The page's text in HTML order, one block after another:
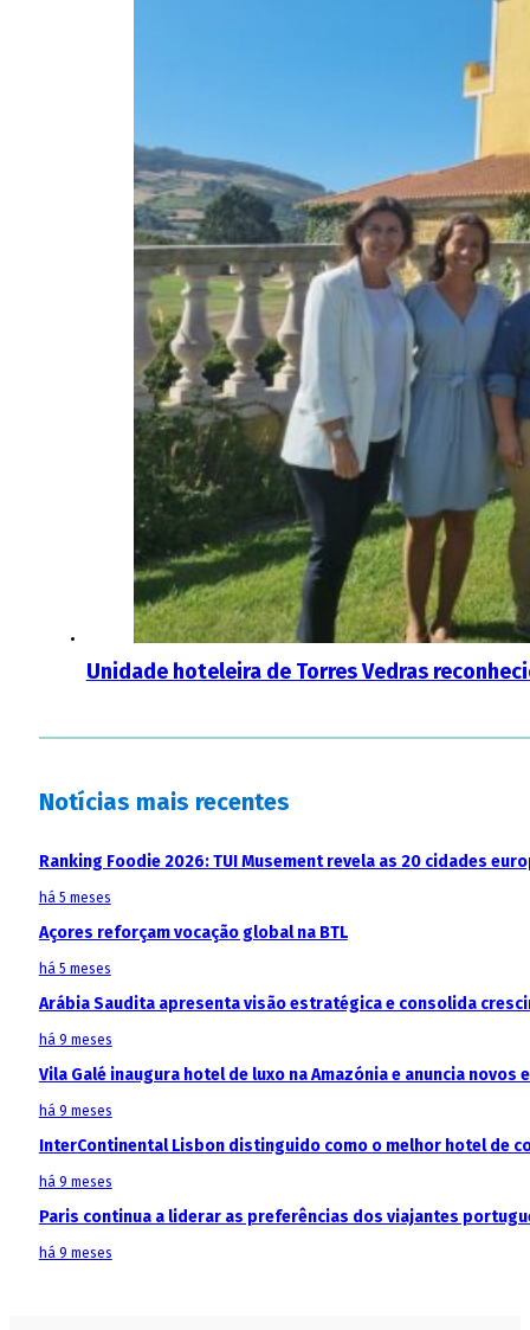
Unidade hoteleira de Torres Vedras
Notícias mais recentes
Ranking Foodie 2026: TUI Musement revela as 20 cidades
há 5 meses
Açores reforçam vocação global na BTL
há 5 meses
Arábia Saudita apresenta visão estratégica e consolida
há 9 meses
Vila Galé inaugura hotel de luxo na Amazónia e anuncia
há 9 meses
InterContinental Lisbon distinguido como o melhor hotel de
há 9 meses
Paris continua a liderar as preferências dos viajantes
há 9 meses